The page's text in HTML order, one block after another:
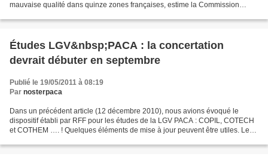
mauvaise qualité dans quinze zones françaises, estime la Commission
article...
Études LGV&nbsp;PACA : la concertation
devrait débuter en septembre
Publié le 19/05/2011 à 08:19
Par nosterpaca
Dans un précédent article (12 décembre 2010), nous avions évoqué le
dispositif établi par RFF pour les études de la LGV PACA : COPIL, COTECH
et COTHEM …. ! Quelques éléments de mise à jour peuvent être utiles. Les